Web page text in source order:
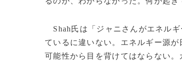
Shah氏は「ジャニさんがエネル
ているに違いない。エネルギー源
可能性から目を背けてはならない。